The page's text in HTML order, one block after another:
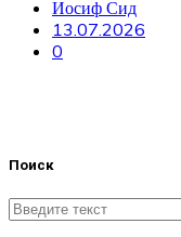
Иосиф Сид
13.07.2026
0
Поиск